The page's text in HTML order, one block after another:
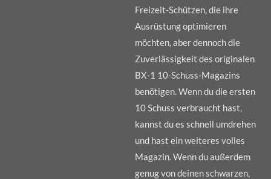
Freizeit-Schützen, die ihre
Ausrüstung optimieren
möchten, aber dennoch die
Zuverlässigkeit des originalen
BX-1 10-Schuss-Magazins
benötigen. Wenn du die ersten
10 Schuss verbraucht hast,
kannst du es schnell umdrehen
und hast ein weiteres volles
Magazin. Wenn du außerdem
genug von deinen schwarzen,